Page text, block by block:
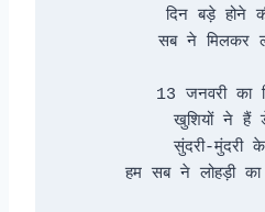
दिन बड़े होने
सब ने मिलकर
13 जनवरी का
खुशियों ने हैं
सुंदरी-मुंदरी
हम सब ने लोहड़ी का